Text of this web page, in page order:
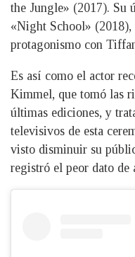
the Jungle» (2017). Su
«Night School» (2018),
protagonismo con
Es así como el actor
Kimmel, que tomó las
últimas ediciones, y
televisivos de esta
visto disminuir su
registró el peor dato de